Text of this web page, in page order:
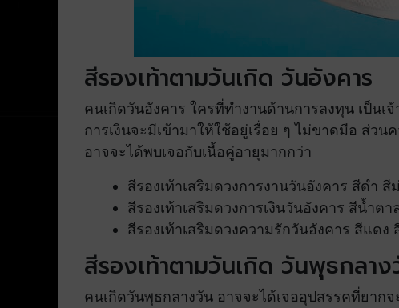
สีรองเท้าตามวันเกิด วันอังคาร
คนเกิดวันอังคาร ใครที่ทำงานด้านการลงทุน เป็นเ
การเงินจะมีเข้ามาให้ใช้อยู่เรื่อย ๆ ไม่ขาดมือ ส่ว
อาจจะได้พบเจอกับเนื้อคู่อายุมากกว่า
สีรองเท้าเสริมดวงการงานวันอังคาร สีดำ สี
สีรองเท้าเสริมดวงการเงินวันอังคาร สีน้ำตา
สีรองเท้าเสริมดวงความรักวันอังคาร สีแดง
สีรองเท้าตามวันเกิด วันพุธกลาง
คนเกิดวันพุธกลางวัน อาจจะได้เจออุปสรรคที่ยากจ